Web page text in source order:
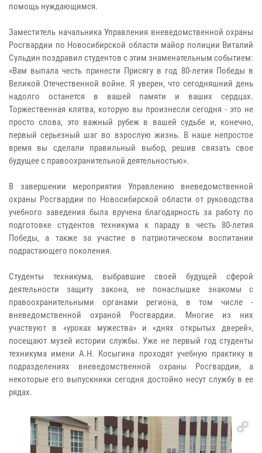
помощь нуждающимся.
Заместитель начальника Управления вневедомственной охраны
Росгвардии по Новосибирской области майор полиции Виталий
Сульдин поздравил студентов с этим знаменательным событием:
«Вам выпала честь принести Присягу в год 80-летия Победы в
Великой Отечественной войне. Я уверен, что сегодняшний день
надолго останется в вашей памяти и ваших сердцах.
Торжественная клятва, которую вы произнесли сегодня - это не
просто слова, это важный рубеж в вашей судьбе и, конечно,
первый серьезный шаг во взрослую жизнь. В наше непростое
время вы сделали правильный выбор, решив связать свое
будущее с правоохранительной деятельностью».
В завершении мероприятия Управлению вневедомственной
охраны Росгвардии по Новосибирской области от руководства
учебного заведения была вручена благодарность за работу по
подготовке студентов техникума к параду в честь 80-летия
Победы, а также за участие в патриотическом воспитании
подрастающего поколения.
Студенты техникума, выбравшие своей будущей сферой
деятельности защиту закона, не понаслышке знакомы с
правоохранительными органами региона, в том числе -
вневедомственной охраной Росгвардии. Многие из них
участвуют в «уроках мужества» и «днях открытых дверей»,
посещают музей истории службы. Уже не первый год студенты
техникума имени А.Н. Косыгина проходят учебную практику в
подразделениях вневедомственной охраны Росгвардии, а
некоторые его выпускники сегодня достойно несут службу в ее
рядах.